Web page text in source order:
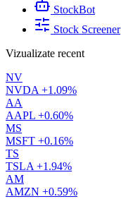
StockBot
Stock Screener
Vizualizate recent
NV
NVDA +1.09%
AA
AAPL +0.60%
MS
MSFT +0.16%
TS
TSLA +1.94%
AM
AMZN +0.59%